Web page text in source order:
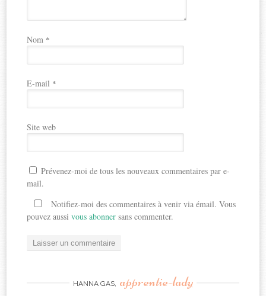
Nom *
E-mail *
Site web
Prévenez-moi de tous les nouveaux commentaires par e-
mail.
Notifiez-moi des commentaires à venir via émail. Vous
pouvez aussivous abonner sans commenter.
HANNA GAS, apprentie-lady